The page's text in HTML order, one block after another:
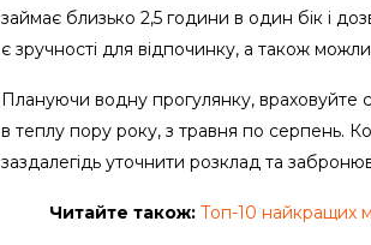
займає близько 2,5 години в один бік і
є зручності для відпочинку, а також
Плануючи водну прогулянку,
в теплу пору року, з травня по серпень.
заздалегідь уточнити розклад та
Читайте також: Топ-10 найкращих